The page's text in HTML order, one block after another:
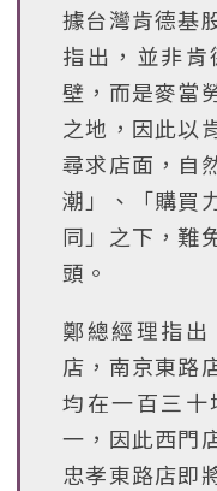
據台灣肯德基
指出，並非
壁，而是麥當
之地，因此以
尋求店面，自
潮」、「購買
同」之下，難
頭。
鄭總經理指
店，南京東路
均在一百三
一，因此西門
忠孝東路店即